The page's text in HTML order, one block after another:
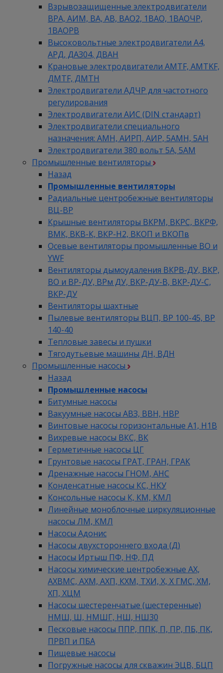
Взрывозащищенные электродвигатели
ВРА, АИМ, ВА, АВ, ВАO2, 1ВАО, 1ВАОЧР,
1ВАОРВ
Высоковольтные электродвигатели A4,
АРД, ДАЗ04, ДВАН
Крановые электродвигатели AMTF, AMTKF,
ДMTF, ДМТН
Электродвигатели АДЧР для частотного
регулирования
Электродвигатели АИС (DIN стандарт)
Электродвигатели специального
назначения: АМН, АИРП, АИР, 5АМН, 5АН
Электродвигатели 380 вольт 5А, 5АМ
Промышленные вентиляторы
Назад
Промышленные вентиляторы
Радиальные центробежные вентиляторы
ВЦ-ВР
Крышные вентиляторы ВКРМ, ВКРС, ВКРФ,
ВМК, ВКВ-К, ВКР-Н2, ВКОП и ВКОПв
Осевые вентиляторы промышленные ВО и
YWF
Вентиляторы дымоудаления ВКРВ-ДУ, ВКР,
ВО и ВР-ДУ, ВРм ДУ, ВКР-ДУ-В, ВКР-ДУ-С,
ВКР-ДУ
Вентиляторы шахтные
Пылевые вентиляторы ВЦП, ВР 100-45, ВР
140-40
Тепловые завесы и пушки
Тягодутьевые машины ДН, ВДН
Промышленные насосы
Назад
Промышленные насосы
Битумные насосы
Вакуумные насосы АВЗ, ВВН, НВР
Винтовые насосы горизонтальные А1, Н1В
Вихревые насосы ВКС, ВК
Герметичные насосы ЦГ
Грунтовые насосы ГРАТ, ГРАН, ГРАК
Дренажные насосы ГНОМ, АНС
Конденсатные насосы КС, НКУ
Консольные насосы К, КМ, КМЛ
Линейные моноблочные циркуляционные
насосы ЛМ, КМЛ
Насосы Адонис
Насосы двухстороннего входа (Д)
Насосы Иртыш ПФ, НФ, ПД
Насосы химические центробежные АХ,
АХВМС, АХМ, АХП, КХМ, ТХИ, Х, Х ГМС, ХМ,
ХП, ХЦМ
Насосы шестеренчатые (шестеренные)
НМШ, Ш, НМШГ, НШ, НШ30
Песковые насосы ППР, ППК, П, ПР, ПБ, ПК,
ПРВП и ПБА
Пищевые насосы
Погружные насосы для скважин ЭЦВ, БЦП